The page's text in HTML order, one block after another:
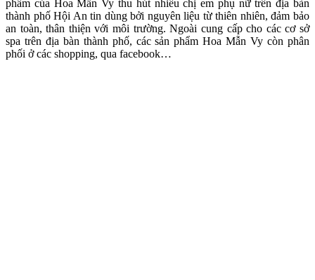
phẩm của Hoa Mẫn Vy thu hút nhiều chị em phụ nữ trên địa bàn
thành phố Hội An tin dùng bởi nguyên liệu từ thiên nhiên, đảm bảo
an toàn, thân thiện với môi trường. Ngoài cung cấp cho các cơ sở
spa trên địa bàn thành phố, các sản phẩm Hoa Mẫn Vy còn phân
phối ở các shopping, qua facebook…